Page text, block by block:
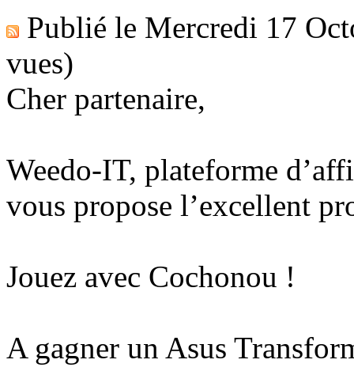
Publié le Mercredi 17
vues)
Cher partenaire,
Weedo-IT, plateforme
vous propose l’excellent
Jouez avec Cochonou !
A gagner un Asus